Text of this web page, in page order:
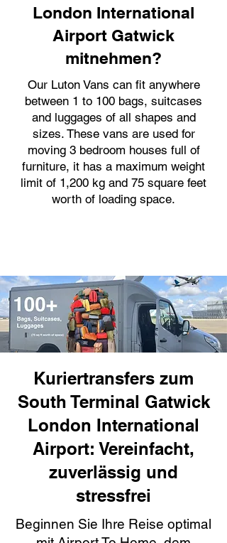
London International
Airport Gatwick
mitnehmen?
Our Luton Vans can fit anywhere
between 1 to 100 bags, suitcases
and luggages of all shapes and
sizes. These vans are used for
moving 3 bedroom houses full of
furniture, it has a maximum weight
limit of 1,200 kg and 75 square feet
worth of loading space.
Kuriertransfers zum
South Terminal Gatwick
London International
Airport: Vereinfacht,
zuverlässig und
stressfrei
Beginnen Sie Ihre Reise optimal